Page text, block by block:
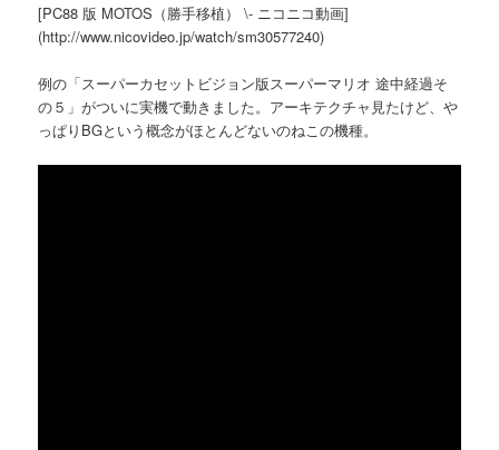
[PC88 版 MOTOS（勝手移植） \- ニコニコ動画]
(http://www.nicovideo.jp/watch/sm30577240)
例の「スーパーカセットビジョン版スーパーマリオ 途中経過そ
の５」がついに実機で動きました。アーキテクチャ見たけど、や
っぱりBGという概念がほとんどないのねこの機種。